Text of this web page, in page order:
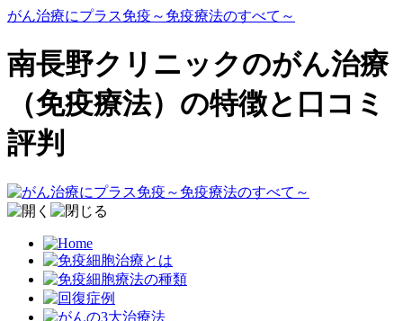
がん治療にプラス免疫～免疫療法のすべて～
南長野クリニックのがん治療
（免疫療法）の特徴と口コミ
評判